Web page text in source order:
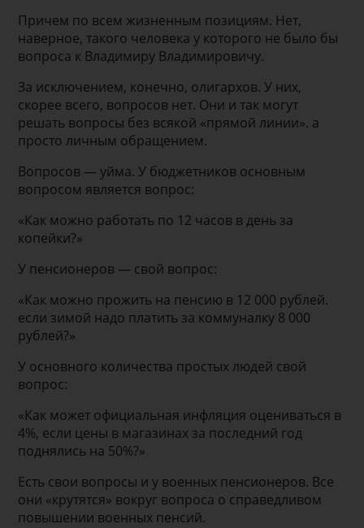
Причем по всем жизненным позициям. Нет,
наверное, такого человека у которого не было бы
вопроса к Владимиру Владимировичу.
За исключением, конечно, олигархов. У них,
скорее всего, вопросов нет. Они и так могут
решать вопросы без всякой «прямой линии». а
просто личным обращением.
Вопросов — уйма. У бюджетников основным
вопросом является вопрос:
«Как можно работать по 12 часов в день за
копейки?»
У пенсионеров — свой вопрос:
«Как можно прожить на пенсию в 12 000 рублей.
если зимой надо платить за коммуналку 8 000
рублей?»
У основного количества простых людей свой
вопрос:
«Как может официальная инфляция оцениваться в
4%, если цены в магазинах за последний год
поднялись на 50%?»
Есть свои вопросы и у военных пенсионеров. Все
они «крутятся» вокруг вопроса о справедливом
повышении военных пенсий.